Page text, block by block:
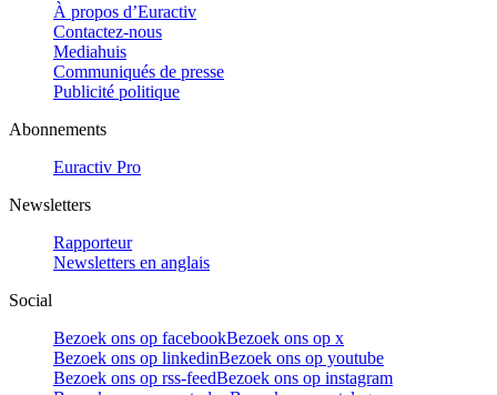
À propos d’Euractiv
Contactez-nous
Mediahuis
Communiqués de presse
Publicité politique
Abonnements
Euractiv Pro
Newsletters
Rapporteur
Newsletters en anglais
Social
Bezoek ons op facebookBezoek ons op x
Bezoek ons op linkedinBezoek ons op youtube
Bezoek ons op rss-feedBezoek ons op instagram